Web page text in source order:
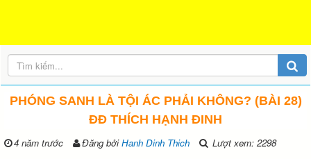
PHÓNG SANH LÀ TỘI ÁC PHẢI KHÔNG? (BÀI 28)
ĐĐ THÍCH HẠNH ĐINH
4 năm trước Đăng bởiHanh Dinh Thich Lượt xem: 2298